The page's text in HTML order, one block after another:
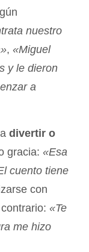
nuestro
, «Miguel
y le dieron
a
divertir o
gracia: «Esa
cuento tiene
con
«Te
me hizo